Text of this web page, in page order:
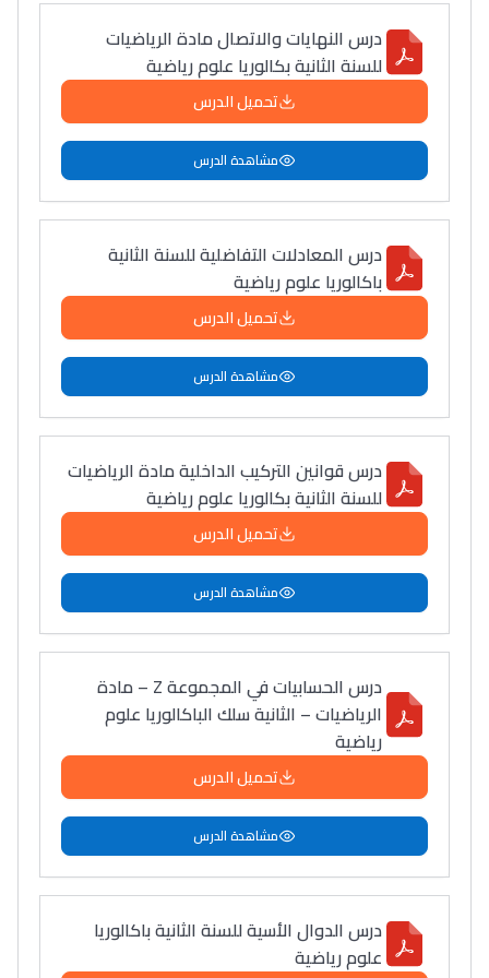
Collège au Maroc
التعليم الثانوي الإعدادي
Interviews/Vidéos
+ de 89 Interviews/Vidéos
دليل المهن
ما يزيد عن 149 مهنة
دليل التوجيه
التوجيه بالثانوي و الإعدادي
Ki Derti Liha
باش تقدر تساعد الناس
يلقاو التوازن من الدّاخل
ومن الخارج، بشرى
درس النهايات والاتصال مادة الرياضيات
للسنة الثانية بكالوريا علوم رياضية
تحميل الدرس
مشاهدة الدرس
درس المعادلات التفاضلية للسنة الثانية
باكالوريا علوم رياضية
تحميل الدرس
مشاهدة الدرس
درس قوانين التركيب الداخلية مادة الرياضيات
للسنة الثانية بكالوريا علوم رياضية
تحميل الدرس
مشاهدة الدرس
درس الحسابيات في المجموعة Z – مادة
الرياضيات – الثانية سلك الباكالوريا علوم
رياضية
تحميل الدرس
مشاهدة الدرس
درس الدوال الأسية للسنة الثانية باكالوريا
علوم رياضية